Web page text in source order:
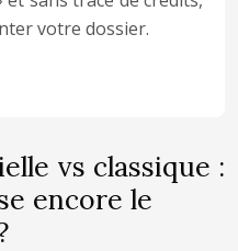
votre dossier.
vs classique :
encore le